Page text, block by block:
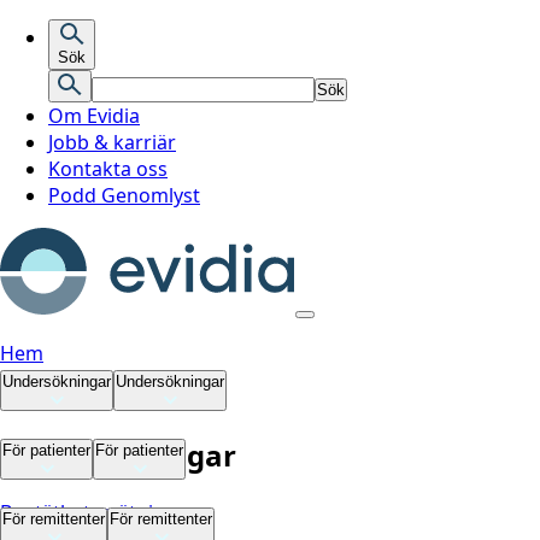
Sök
Sök
Om Evidia
Jobb & karriär
Kontakta oss
Podd Genomlyst
Hem
Undersökningar Undersökningar
Undersökningar
Bentäthetsmätning
För patienter För patienter
För patienter
För remittenter För remittenter